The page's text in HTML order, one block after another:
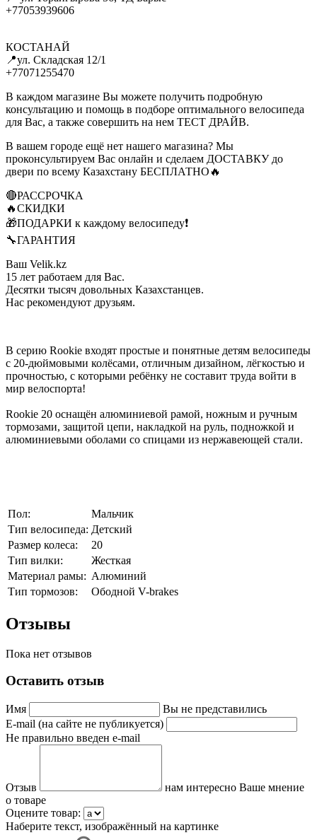
+77053939606
КОСТАНАЙ
📍ул. Складская 12/1
+77071255470
В каждом магазине Вы можете получить подробную
консультацию и помощь в подборе оптимального велосипеда
для Вас, а также совершить на нем ТЕСТ ДРАЙВ.
В вашем городе ещё нет нашего магазина? Мы
проконсультируем Вас онлайн и сделаем ДОСТАВКУ до
двери по всему Казахстану БЕСПЛАТНО🔥
🔴РАССРОЧКА
🔥СКИДКИ
🎁ПОДАРКИ к каждому велосипеду❗
🔧ГАРАНТИЯ
Ваш Velik.kz
15 лет работаем для Вас.
Десятки тысяч довольных Казахстанцев.
Нас рекомендуют друзьям.
В серию Rookie входят простые и понятные детям велосипеды
с 20-дюймовыми колёсами, отличным дизайном, лёгкостью и
прочностью, с которыми ребёнку не составит труда войти в
мир велоспорта!
Rookie 20 оснащён алюминиевой рамой, ножным и ручным
тормозами, защитой цепи, накладкой на руль, подножкой и
алюминиевыми оболами со спицами из нержавеющей стали.
Пол:
Мальчик
Тип велосипеда: Детский
Размер колеса:
20
Тип вилки:
Жесткая
Материал рамы: Алюминий
Тип тормозов:
Ободной V-brakes
Отзывы
Пока нет отзывов
Оставить отзыв
Имя
Вы не представились
E-mail (на сайте не публикуется)
Не правильно введен e-mail
Отзыв
нам интересно Ваше мнение
о товаре
Оцените товар:
Наберите текст, изображённый на картинке